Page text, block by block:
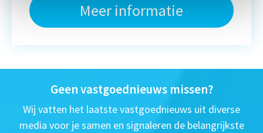
Meer informatie
Geen vastgoednieuws missen?
Wij vatten het laatste vastgoednieuws uit diverse
media voor je samen en signaleren de belangrijkste